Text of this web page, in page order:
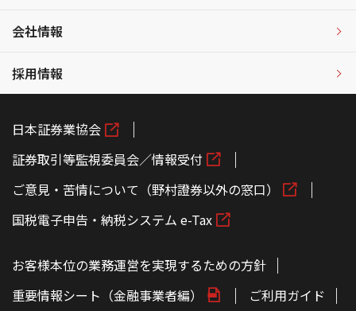
会社情報
採用情報
日本証券業協会
証券取引等監視委員会／情報受付
ご意見・苦情について（野村證券以外の窓口）
国税電子申告・納税システム e-Tax
お客様本位の業務運営を実現するための方針
重要情報シート（金融事業者編）
ご利用ガイド